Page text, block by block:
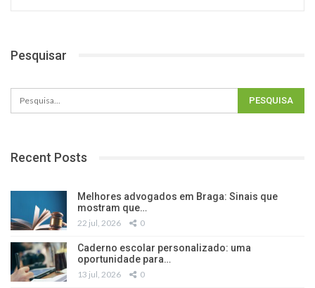
Pesquisar
Recent Posts
Melhores advogados em Braga: Sinais que
mostram que…
22 jul, 2026 0
Caderno escolar personalizado: uma
oportunidade para…
13 jul, 2026 0